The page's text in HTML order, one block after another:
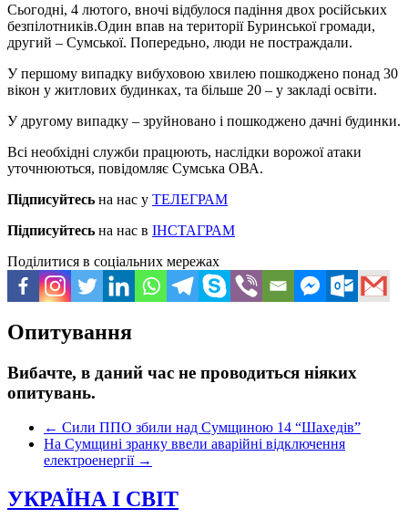
Сьогодні, 4 лютого, вночі відбулося падіння двох російських
безпілотників.Один впав на території Буринської громади,
другий – Сумської. Попередьно, люди не постраждали.
У першому випадку вибуховою хвилею пошкоджено понад 30
вікон у житлових будинках, та більше 20 – у закладі освіти.
У другому випадку – зруйновано і пошкоджено дачні будинки.
Всі необхідні служби працюють, наслідки ворожої атаки
уточнюються, повідомляє Сумська ОВА.
Підписуйтесь на нас у ТЕЛЕГРАМ
Підписуйтесь на нас в ІНСТАГРАМ
Поділитися в соціальних мережах
Опитування
Вибачте, в даний час не проводиться ніяких
опитувань.
← Сили ППО збили над Сумщиною 14 “Шахедів”
На Сумщині зранку ввели аварійні відключення
електроенергії →
УКРАЇНА І СВІТ